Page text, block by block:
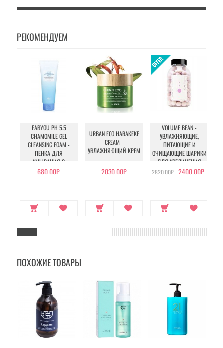
РЕКОМЕНДУЕМ
FABYOU PH 5.5
CHAMOMILE GEL
CLEANSING FOAM -
ПЕНКА ДЛЯ
УМЫВАНИЯ С
РОМАШКОЙ
680.00Р.
URBAN ECO HARAKEKE
CREAM -
УВЛАЖНЯЮЩИЙ КРЕМ
2030.00Р.
VOLUME BEAN -
УВЛАЖНЯЮЩИЕ,
ПИТАЮЩИЕ И
ОЧИЩАЮЩИЕ ШАРИКИ
ДЛЯ УВЕЛИЧЕНИЯ
ОБЪЕМА ГРУДИ И
2820.00Р. 2400.00Р.
ПОХОЖИЕ ТОВАРЫ